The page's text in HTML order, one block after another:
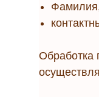
Обработка